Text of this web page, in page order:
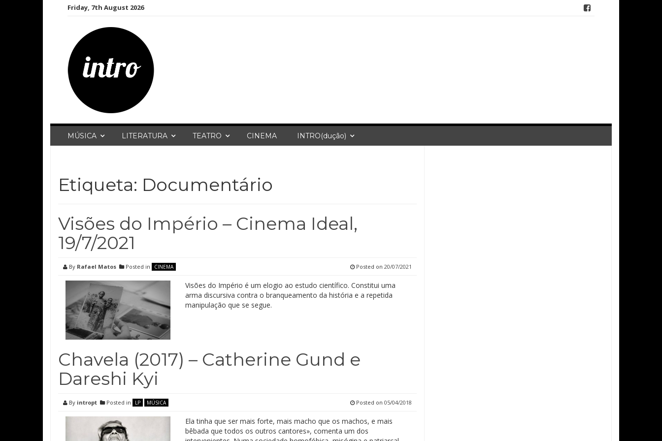
Friday, 7th August 2026
MÚSICA LITERATURA TEATRO CINEMA INTRO(dução)
Etiqueta: Documentário
Visões do Império – Cinema Ideal,
19/7/2021
By Rafael Matos Posted in CINEMA Posted on 20/07/2021
Visões do Império é um elogio ao estudo científico. Constitui uma
arma discursiva contra o branqueamento da história e a repetida
manipulação que se segue.
Chavela (2017) – Catherine Gund e
Dareshi Kyi
By intropt Posted in LP MÚSICA Posted on 05/04/2018
Ela tinha que ser mais forte, mais macho que os machos, e mais
bêbada que todos os outros cantores», comenta um dos